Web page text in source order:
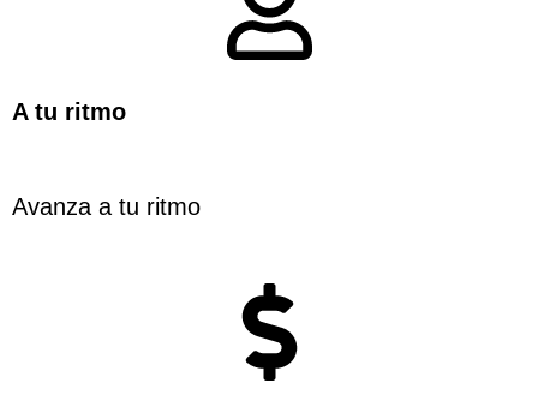
A tu ritmo
Avanza a tu ritmo